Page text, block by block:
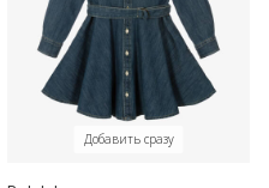
Добавить сразу